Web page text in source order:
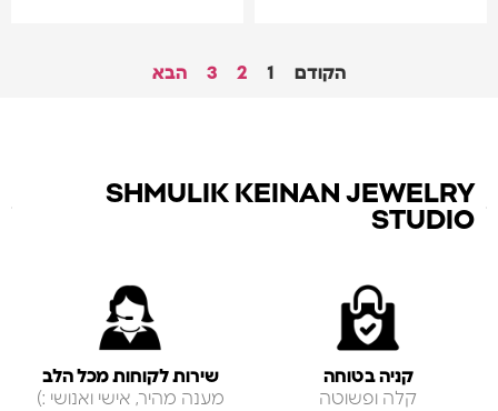
הקודם 1
2
3 הבא
SHMULIK KEINAN JEWELRY
STUDIO
קניה בטוחה
קלה ופשוטה
שירות לקוחות מכל הלב
מענה מהיר, אישי ואנושי :)